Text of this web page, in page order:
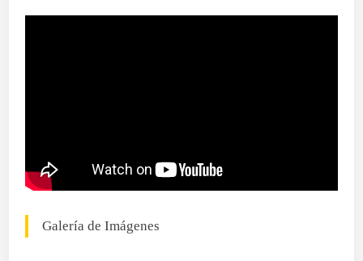
Galería de Imágenes